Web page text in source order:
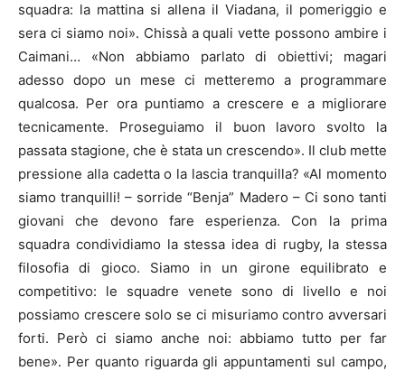
squadra: la mattina si allena il Viadana, il pomeriggio e
sera ci siamo noi». Chissà a quali vette possono ambire i
Caimani… «Non abbiamo parlato di obiettivi; magari
adesso dopo un mese ci metteremo a programmare
qualcosa. Per ora puntiamo a crescere e a migliorare
tecnicamente. Proseguiamo il buon lavoro svolto la
passata stagione, che è stata un crescendo». Il club mette
pressione alla cadetta o la lascia tranquilla? «Al momento
siamo tranquilli! – sorride “Benja” Madero – Ci sono tanti
giovani che devono fare esperienza. Con la prima
squadra condividiamo la stessa idea di rugby, la stessa
filosofia di gioco. Siamo in un girone equilibrato e
competitivo: le squadre venete sono di livello e noi
possiamo crescere solo se ci misuriamo contro avversari
forti. Però ci siamo anche noi: abbiamo tutto per far
bene». Per quanto riguarda gli appuntamenti sul campo,